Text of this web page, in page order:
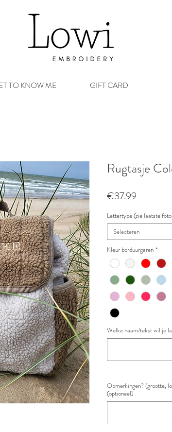
TO KNOW ME GIFT CARD
Rugtasje
€37.99
Lettertype (zie laatste
Selecteren
Kleur borduurgaren *
Welke naam/tekst wil je
Opmerkingen? (grootte,
(optioneel)